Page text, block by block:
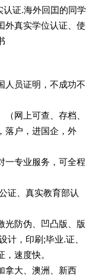
认证.海外回囯的同学
外真实学位认证、使
人员证明，不成功不
网上可查、存档、
落户，进国企，外
一专业服务，可全程
证、真实教育部认
光防伪、凹凸版、版
计，印刷;毕业.证、
速度快。
拿大、澳洲、新西